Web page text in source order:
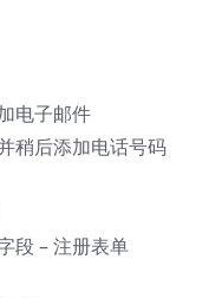
电子邮件
稍后添加电话号码
段 – 注册表单